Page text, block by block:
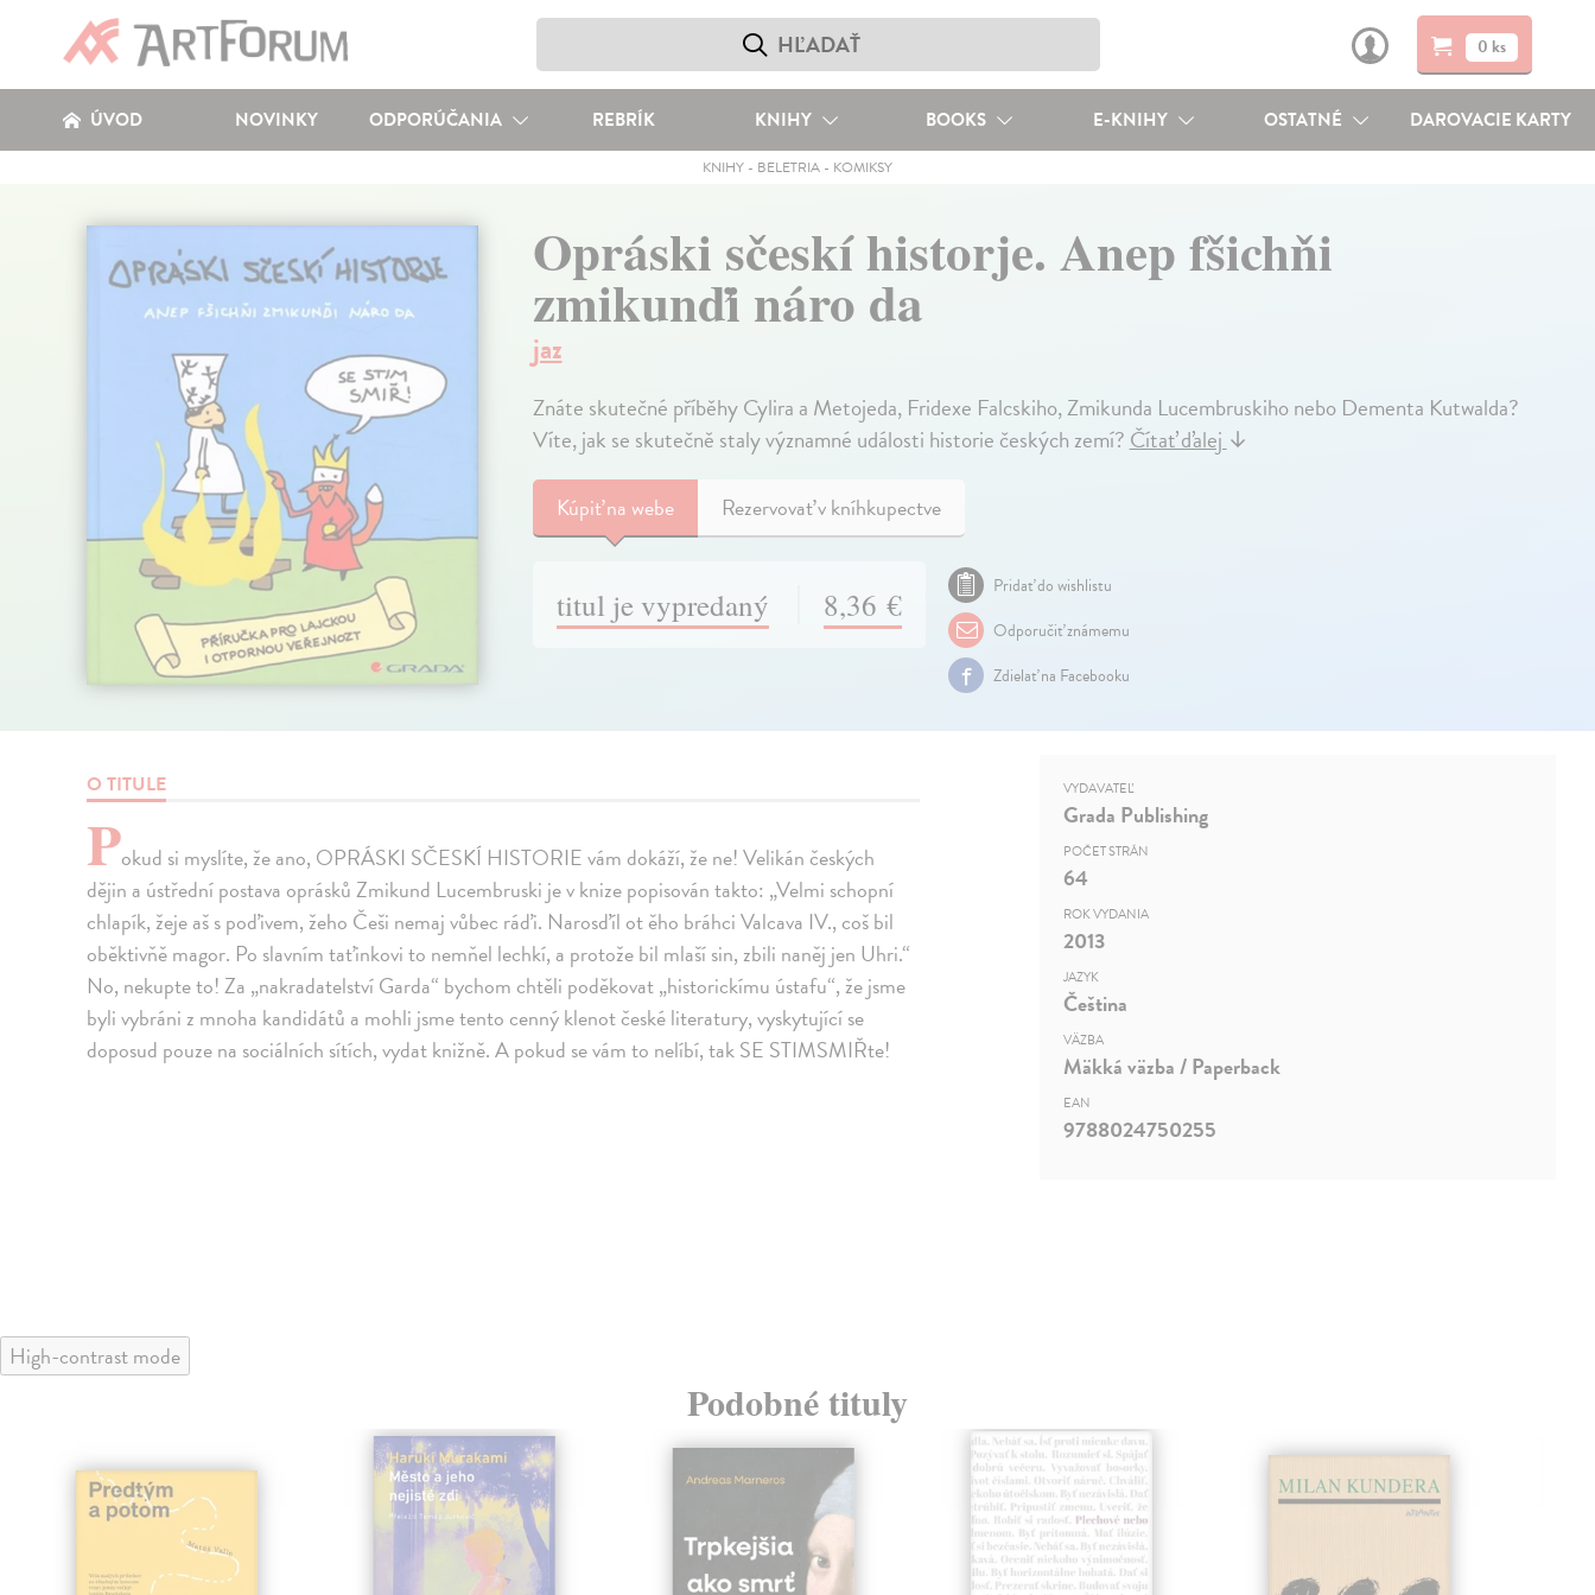
0 ks
ÚVOD NOVINKY ODPORÚČANIA REBRÍK KNIHY BOOKS E-KNIHY OSTATNÉ DAROVACIE KARTY
KNIHY- BELETRIA- KOMIKSY
Opráski sčeskí historje. Anep fšichňi
zmikunďi náro da
jaz
Znáte skutečné příběhy Cylira a Metojeda, Fridexe Falcskiho, Zmikunda Lucembruskiho nebo Dementa Kutwalda?
Víte, jak se skutečně staly významné události historie českých zemí?Čítať ďalej↓
Kúpiťna webe Rezervovať v kníhkupectve
titul je vypredaný 8,36 €
Pridať do wishlistu
Odporučiť známemu
Zdielať na Facebooku
O TITULE
Pokud si myslíte, že ano, OPRÁSKI SČESKÍ HISTORIE vám dokáží, že ne! Velikán českých
dějin a ústřední postava oprásků Zmikund Lucembruski je v knize popisován takto: „Velmi schopní
chlapík, žeje aš s poďivem, žeho Češi nemaj vůbec ráďi. Narosďíl ot ěho bráhci Valcava IV., coš bil
oběktivňě magor. Po slavním taťinkovi to nemňel lechkí, a protože bil mlaší sin, zbili naněj jen Uhri.“
No, nekupte to! Za „nakradatelství Garda“ bychom chtěli poděkovat „historickímu ústafu“, že jsme
byli vybráni z mnoha kandidátů a mohli jsme tento cenný klenot české literatury, vyskytující se
doposud pouze na sociálních sítích, vydat knižně. A pokud se vám to nelíbí, tak SE STIMSMIŘte!
VYDAVATEĽ
Grada Publishing
POČET STRÁN
64
ROK VYDANIA
2013
JAZYK
Čeština
VÄZBA
Mäkká väzba / Paperback
EAN
9788024750255
High-contrast mode
Podobné tituly